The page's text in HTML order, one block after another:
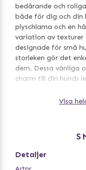
bedårande och
både för dig och din
plyschlama och en
variation av texturer
designade för små
storleken gör det
dem. Dessa vänliga
charm till din hunds
Perfekt för
- Setet innehåller 2
- Vänliga och söta
- Pipande ljud
Visa
Detaljer